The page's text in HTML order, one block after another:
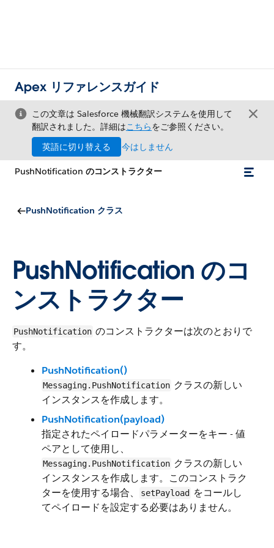
Apex リファレンスガイド
この文章は Salesforce 機械翻訳システムを使用して
翻訳されました。詳細はこちらをご参照ください。
英語に切り替える
今はしません
PushNotification のコンストラクター
PushNotification クラス
PushNotification のコ
ンストラクター
PushNotification のコンストラクターは次のとおりで
す。
PushNotification()
Messaging.PushNotification クラスの新しい
インスタンスを作成します。
PushNotification(payload)
指定されたペイロードパラメーターをキー - 値
ペアとして使用し、
Messaging.PushNotification クラスの新しい
インスタンスを作成します。このコンストラク
ターを使用する場合、
setPayload
をコールし
てペイロードを設定する必要はありません。